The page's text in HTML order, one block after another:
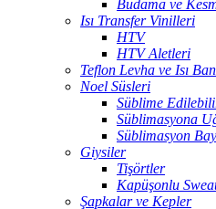
Budama ve
Isı Transfer Vinilleri
HTV
HTV Aletleri
Teflon Levha ve Isı
Noel Süsleri
Süblime
Süblimasyona
Süblimasyon
Giysiler
Tişörtler
Kapüşonlu
Şapkalar ve Kepler